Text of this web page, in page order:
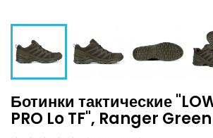
Ботинки тактические
PRO Lo TF", Ranger Green